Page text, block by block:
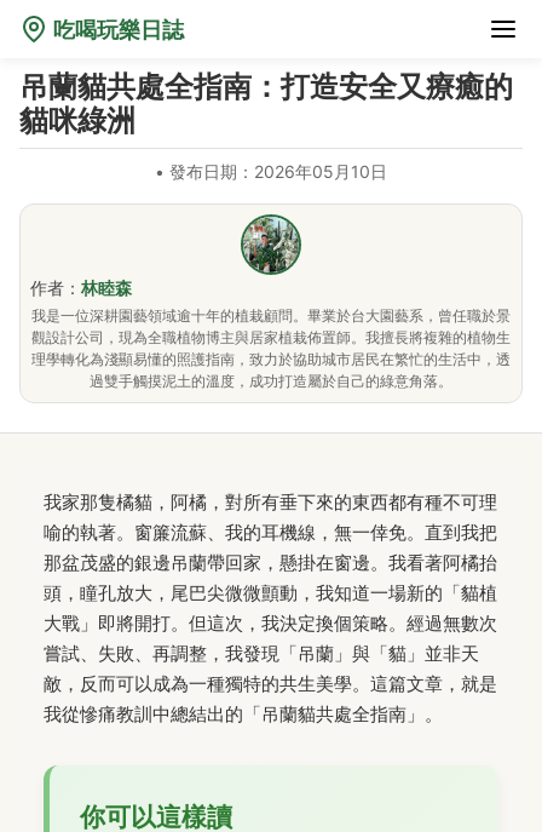
吃喝玩樂日誌
吊蘭貓共處全指南：打造安全又療癒的
貓咪綠洲
• 發布日期：2026年05月10日
作者： 林睦森
我是一位深耕園藝領域逾十年的植栽顧問。畢業於台大園藝系，曾任職於景
觀設計公司，現為全職植物博主與居家植栽佈置師。我擅長將複雜的植物生
理學轉化為淺顯易懂的照護指南，致力於協助城市居民在繁忙的生活中，透
過雙手觸摸泥土的溫度，成功打造屬於自己的綠意角落。
我家那隻橘貓，阿橘，對所有垂下來的東西都有種不可理
喻的執著。窗簾流蘇、我的耳機線，無一倖免。直到我把
那盆茂盛的銀邊吊蘭帶回家，懸掛在窗邊。我看著阿橘抬
頭，瞳孔放大，尾巴尖微微顫動，我知道一場新的「貓植
大戰」即將開打。但這次，我決定換個策略。經過無數次
嘗試、失敗、再調整，我發現「吊蘭」與「貓」並非天
敵，反而可以成為一種獨特的共生美學。這篇文章，就是
我從慘痛教訓中總結出的「吊蘭貓共處全指南」。
你可以這樣讀